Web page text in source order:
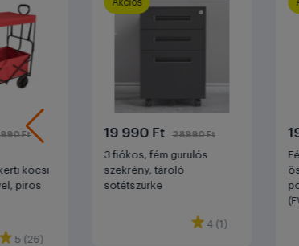
Ft
kocsi
piros
5 (26)
Akciós
19 990 Ft 28990 Ft
3 fiókos, fém gurulós
szekrény, tároló
sötétszürke
4 (1)